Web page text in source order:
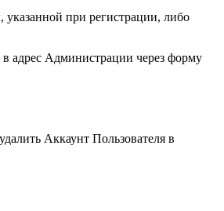
при регистрации, либо
адрес Администрации через форму
Аккаунт Пользователя в